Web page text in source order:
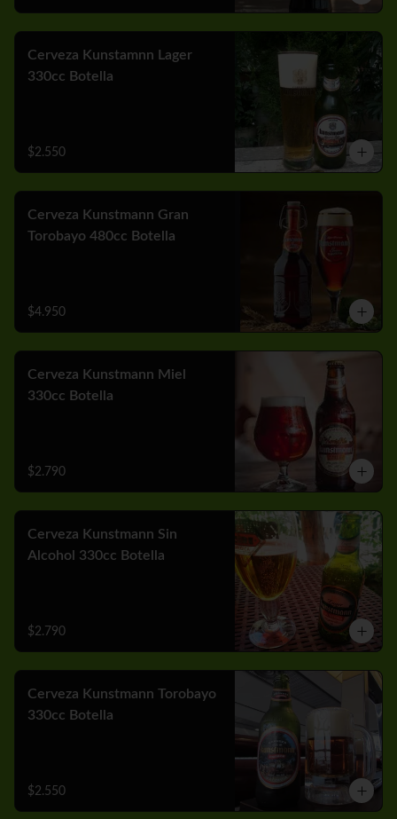
Cerveza Kunstamnn Lager
330cc Botella
$2.550
Cerveza Kunstmann Gran
Torobayo 480cc Botella
$4.950
Cerveza Kunstmann Miel
330cc Botella
$2.790
Cerveza Kunstmann Sin
Alcohol 330cc Botella
$2.790
Cerveza Kunstmann Torobayo
330cc Botella
$2.550